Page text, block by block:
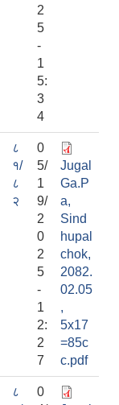
2
5
-
1
5:
3
4
८
१/
८
२
0
5/
1
9/
2
0
2
5
-
1
2:
2
7
Jugal
Ga.P
a,
Sind
hupal
chok,
2082.
02.05
,
5x17
=85c
c.pdf
८
0